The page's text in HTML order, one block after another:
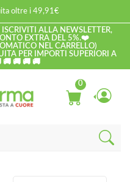
oltre i 49,91€
ISCRIVITI ALLA NEWSLETTER,
EXTRA DEL 5%.❤️
NEL CARRELLO)
PER IMPORTI SUPERIORI A
🚚 🚚 🚚
0